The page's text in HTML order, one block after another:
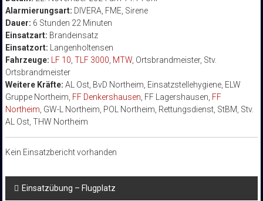
Alarmierungsart: DIVERA, FME, Sirene
Dauer: 6 Stunden 22 Minuten
Einsatzart: Brandeinsatz
Einsatzort: Langenholtensen
Fahrzeuge:
LF 10 TLF 3000 MTW, Ortsbrandmeister, Stv.
Ortsbrandmeister
Weitere Kräfte: AL Ost, BvD Northeim, Einsatzstellehygiene, ELW
Gruppe Northeim, FF Denkershausen , FF Lagershausen, FF
Northeim , GW-L Northeim, POL Northeim, Rettungsdienst, StBM, Stv.
AL Ost, THW Northeim
Kein Einsatzbericht vorhanden
Beitragsnavigation
Einsatzübung – Flugplatz